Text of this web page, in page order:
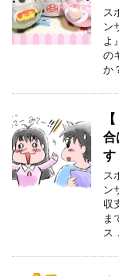
ス
ン
よ
の
か
合
す
ス
ン
収
ま
ス